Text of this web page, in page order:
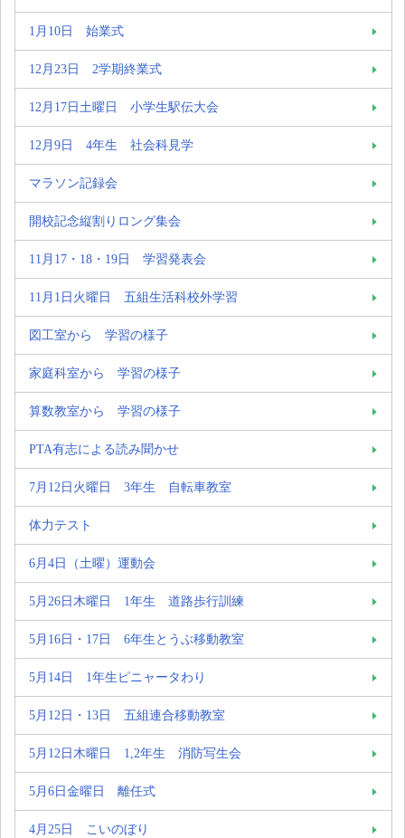
1月10日 始業式
12月23日 2学期終業式
12月17日土曜日 小学生駅伝大会
12月9日 4年生 社会科見学
マラソン記録会
開校記念縦割りロング集会
11月17・18・19日 学習発表会
11月1日火曜日 五組生活科校外学習
図工室から 学習の様子
家庭科室から 学習の様子
算数教室から 学習の様子
PTA有志による読み聞かせ
7月12日火曜日 3年生 自転車教室
体力テスト
6月4日（土曜）運動会
5月26日木曜日 1年生 道路歩行訓練
5月16日・17日 6年生とうぶ移動教室
5月14日 1年生ピニャータわり
5月12日・13日 五組連合移動教室
5月12日木曜日 1,2年生 消防写生会
5月6日金曜日 離任式
4月25日 こいのぼり